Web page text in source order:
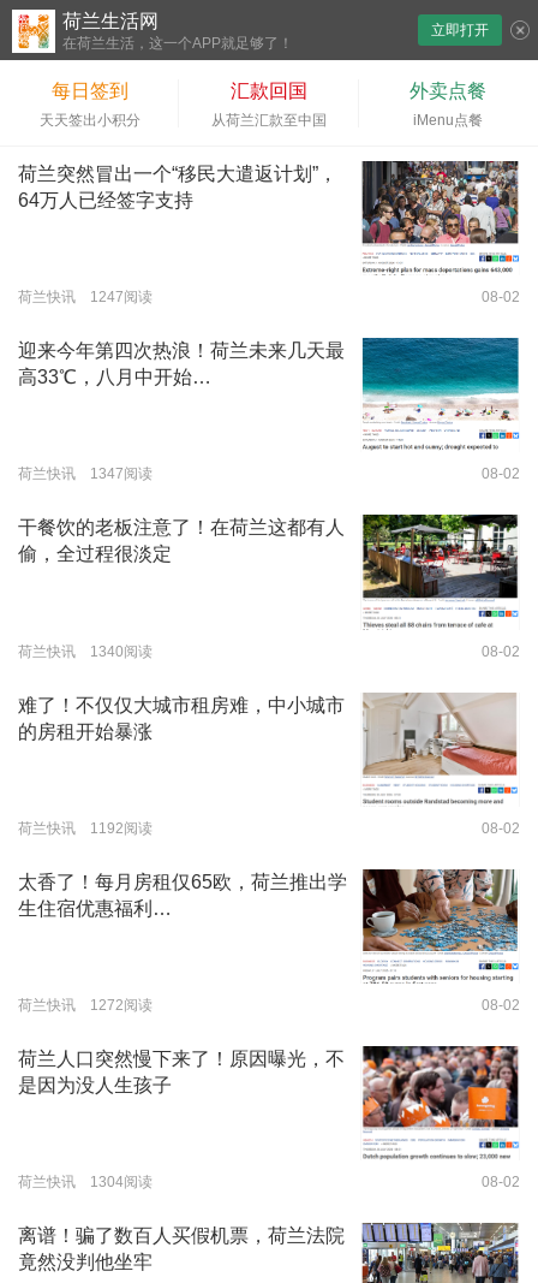
荷兰生活网
在荷兰生活，这一个APP就足够了！
立即打开
每日签到
天天签出小积分
汇款回国
从荷兰汇款至中国
外卖点餐
iMenu点餐
荷兰突然冒出一个“移民大遣返计划”，
64万人已经签字支持
荷兰快讯 1247阅读 08-02
迎来今年第四次热浪！荷兰未来几天最
高33℃，八月中开始…
荷兰快讯 1347阅读 08-02
干餐饮的老板注意了！在荷兰这都有人
偷，全过程很淡定
荷兰快讯 1340阅读 08-02
难了！不仅仅大城市租房难，中小城市
的房租开始暴涨
荷兰快讯 1192阅读 08-02
太香了！每月房租仅65欧，荷兰推出学
生住宿优惠福利…
荷兰快讯 1272阅读 08-02
荷兰人口突然慢下来了！原因曝光，不
是因为没人生孩子
荷兰快讯 1304阅读 08-02
离谱！骗了数百人买假机票，荷兰法院
竟然没判他坐牢